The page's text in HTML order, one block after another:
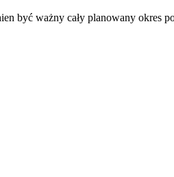
być ważny cały planowany okres